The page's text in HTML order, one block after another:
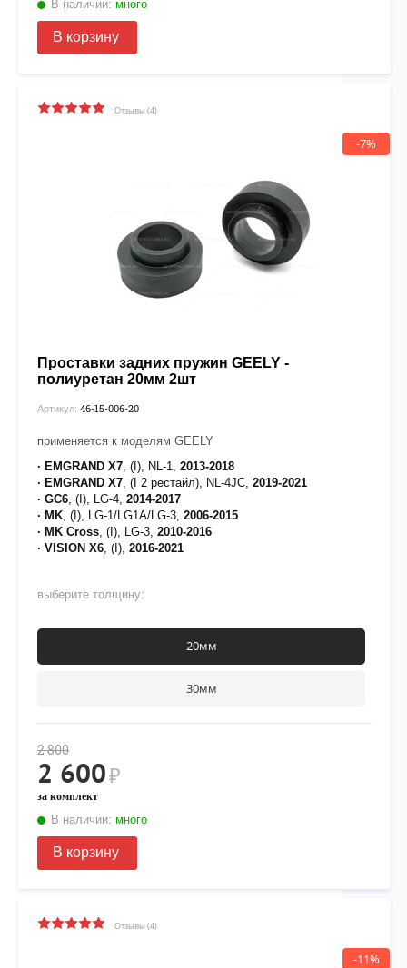
В наличии: много
В корзину
Отзывы (4)
-7%
Проставки задних пружин GEELY -
полиуретан 20мм 2шт
Артикул: 46-15-006-20
применяется к моделям GEELY
· EMGRAND X7 , (I), NL-1, 2013-2018
· EMGRAND X7 , (I 2 рестайл), NL-4JC, 2019-2021
· GC6 , (I), LG-4, 2014-2017
· MK , (I), LG-1/LG1A/LG-3, 2006-2015
· MK Cross , (I), LG-3, 2010-2016
· VISION X6 , (I), 2016-2021
выберите толщину:
20мм
30мм
2 800
2 600₽
за комплект
В наличии: много
В корзину
Отзывы (4)
-11%